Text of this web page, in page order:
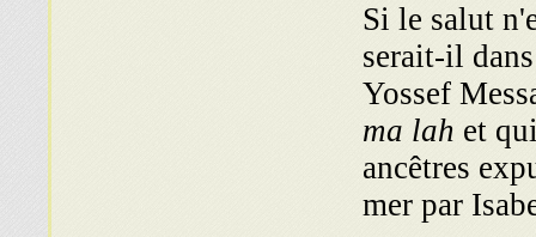
Si le salut
serait-il
Yossef
ma lah et
ancêtres
mer par